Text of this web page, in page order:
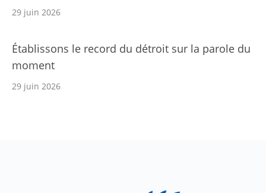
29 juin 2026
Établissons le record du détroit sur la parole du
moment
29 juin 2026